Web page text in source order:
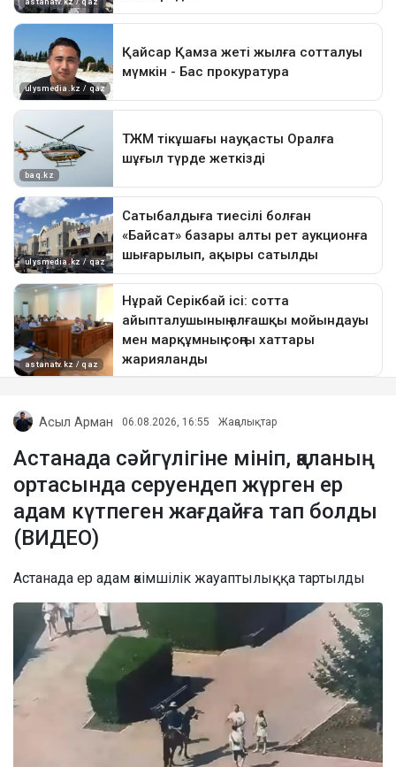
Асыл Арман 06.08.2026, 16:55 Жаңалықтар
Астанада сәйгүлігіне мініп, қаланың
ортасында серуендеп жүрген ер
адам күтпеген жағдайға тап болды
(ВИДЕО)
Астанада ер адам әкімшілік жауаптылыққа тартылды